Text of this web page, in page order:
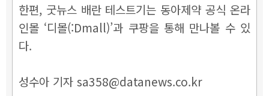
한편, 굿뉴스 배란 테스트기는 동아제약 공식 온라
인몰 ‘디몰(:Dmall)’과 쿠팡을 통해 만나볼 수 있
다.
성수아 기자 sa358@datanews.co.kr